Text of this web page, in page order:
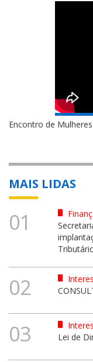
Encontro de
MAIS LIDAS
01
02
03
Lei de